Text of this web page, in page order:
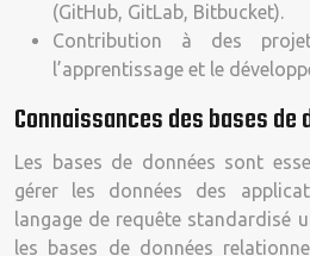
(GitHub, GitLab, Bitbucket).
Contribution à des
l’apprentissage et le
Connaissances des bases de
Les bases de données sont
gérer les données des
langage de requête standardisé
les bases de données